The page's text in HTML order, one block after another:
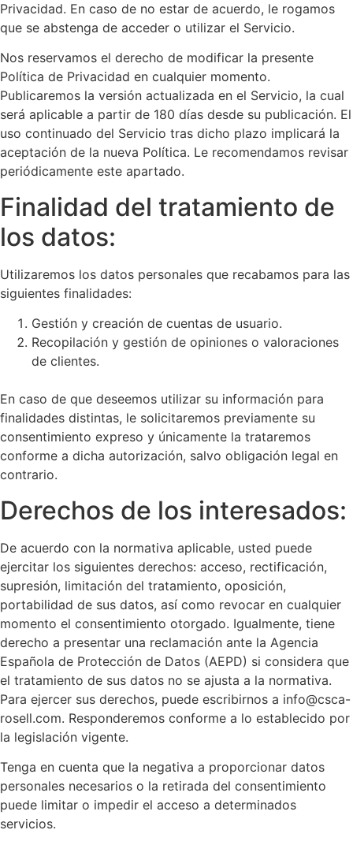
Privacidad. En caso de no estar de acuerdo, le rogamos
que se abstenga de acceder o utilizar el Servicio.
Nos reservamos el derecho de modificar la presente
Política de Privacidad en cualquier momento.
Publicaremos la versión actualizada en el Servicio, la cual
será aplicable a partir de 180 días desde su publicación. El
uso continuado del Servicio tras dicho plazo implicará la
aceptación de la nueva Política. Le recomendamos revisar
periódicamente este apartado.
Finalidad del tratamiento de
los datos:
Utilizaremos los datos personales que recabamos para las
siguientes finalidades:
Gestión y creación de cuentas de usuario.
Recopilación y gestión de opiniones o valoraciones
de clientes.
En caso de que deseemos utilizar su información para
finalidades distintas, le solicitaremos previamente su
consentimiento expreso y únicamente la trataremos
conforme a dicha autorización, salvo obligación legal en
contrario.
Derechos de los interesados:
De acuerdo con la normativa aplicable, usted puede
ejercitar los siguientes derechos: acceso, rectificación,
supresión, limitación del tratamiento, oposición,
portabilidad de sus datos, así como revocar en cualquier
momento el consentimiento otorgado. Igualmente, tiene
derecho a presentar una reclamación ante la Agencia
Española de Protección de Datos (AEPD) si considera que
el tratamiento de sus datos no se ajusta a la normativa.
Para ejercer sus derechos, puede escribirnos a info@csca-
rosell.com. Responderemos conforme a lo establecido por
la legislación vigente.
Tenga en cuenta que la negativa a proporcionar datos
personales necesarios o la retirada del consentimiento
puede limitar o impedir el acceso a determinados
servicios.